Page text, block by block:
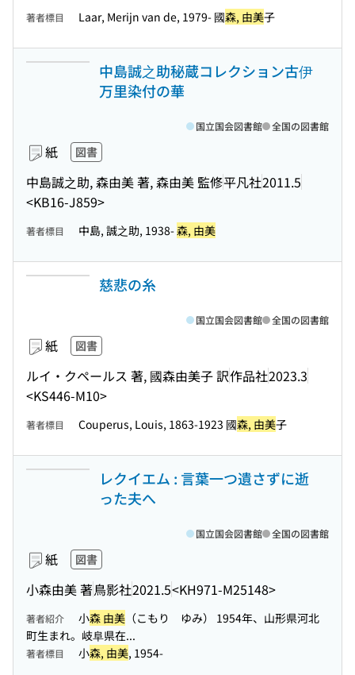
著者標目 Laar, Merijn van de, 1979- 國森, 由美子
中島誠之助秘蔵コレクション古伊
万里染付の華
紙 図書
中島誠之助, 森由美 著, 森由美 監修平凡社2011.5
<KB16-J859>
国立国会図書館 全国の図書館
著者標目 中島, 誠之助, 1938-森, 由美
慈悲の糸
紙 図書
ルイ・クペールス 著, 國森由美子 訳作品社2023.3
<KS446-M10>
国立国会図書館 全国の図書館
著者標目 Couperus, Louis, 1863-1923 國森, 由美子
レクイエム : 言葉一つ遺さずに逝
った夫へ
紙 図書
小森由美 著鳥影社2021.5<KH971-M25148>
国立国会図書館 全国の図書館
著者紹介 小森 由美 （こもり ゆみ） 1954年、山形県河北
町生まれ。岐阜県在...
著者標目 小森, 由美, 1954-